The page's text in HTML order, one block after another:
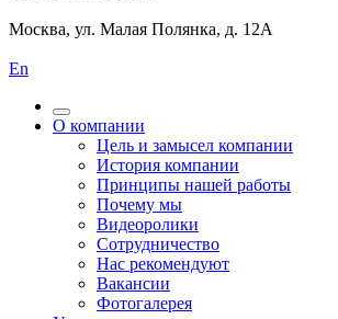
Москва, ул. Малая Полянка, д. 12А
En
О компании
Цель и замысел компании
История компании
Принципы нашей работы
Почему мы
Видеоролики
Сотрудничество
Нас рекомендуют
Вакансии
Фотогалерея